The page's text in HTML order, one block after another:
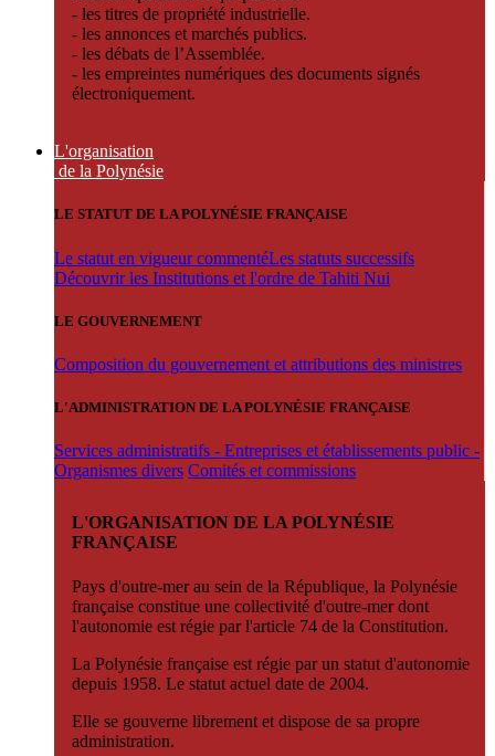
- les titres de propriété industrielle.
- les annonces et marchés publics.
- les débats de l’Assemblée.
- les empreintes numériques des documents signés
électroniquement.
L'organisation
de la Polynésie
LE STATUT DE LA POLYNÉSIE FRANÇAISE
Le statut en vigueur commentéLes statuts successifs
Découvrir les Institutions et l'ordre de Tahiti Nui
LE GOUVERNEMENT
Composition du gouvernement et attributions des ministres
L'ADMINISTRATION DE LA POLYNÉSIE FRANÇAISE
Services administratifs - Entreprises et établissements public -
Organismes divers Comités et commissions
L'ORGANISATION DE LA POLYNÉSIE
FRANÇAISE
Pays d'outre-mer au sein de la République, la Polynésie
française constitue une collectivité d'outre-mer dont
l'autonomie est régie par l'article 74 de la Constitution.
La Polynésie française est régie par un statut d'autonomie
depuis 1958. Le statut actuel date de 2004.
Elle se gouverne librement et dispose de sa propre
administration.